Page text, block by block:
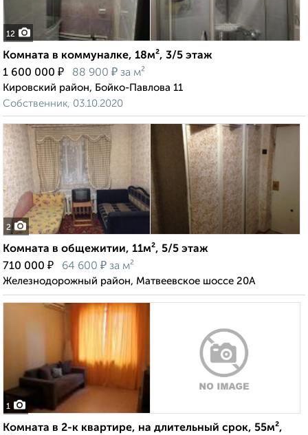
12
Комната в коммуналке, 18м², 3/5 этаж
1 600 000 ₽ 88 900 ₽ за м²
Кировский район, Бойко-Павлова 11
Собственник, 03.10.2020
2
Комната в общежитии, 11м², 5/5 этаж
710 000 ₽ 64 600 ₽ за м²
Железнодорожный район, Матвеевское шоссе 20А
1
Комната в 2-к квартире, на длительный срок, 55м²,